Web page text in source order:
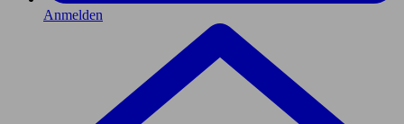
Anmelden